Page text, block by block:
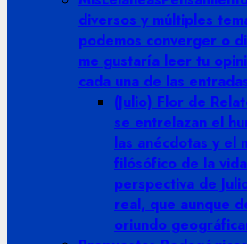
diversos y múltiples
podemos converger o
me gustaría leer tu
cada una de las
(Julio) Flor de
se entrelazan el
las anécdotas y el
filósófico de la
perspectiva de
real, que aunque
oriundo